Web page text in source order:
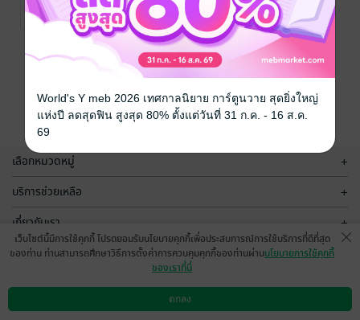
6 Rating 6 Rating
เลือกหมวดหมู่ +
บริการช่วยเหลือ +
เกี่ยวกับเรา +
กลุ่มธุรกิจในเครือ
ดาวน์โหลดแอป วิธีการใช้งาน ติดต่อเรา
เว็บไซต์นี้มีการใช้คุกกี้ โปรดยอมรับนโยบายคุกกี้เพื่อประสบการณ์การใช้บริการที่ดีที่สุด
ของท่าน ท่านสามารถศึกษาวิธีการตั้งค่าการควบคุมคุกกี้ของท่านผ่านนโยบายการใช้คุกกี้
ของเราที่นี่
ตกลง
World's Y meb 2026 เทศกาลนิยาย การ์ตูนวาย สุดยิ่งใหญ่
แห่งปี ลดสุดฟิน สูงสุด 80% ตั้งแต่วันที่ 31 ก.ค. - 16 ส.ค.
69